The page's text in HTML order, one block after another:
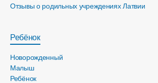
Отзывы о родильных учреждениях Латвии
Ребёнок
Новорожденный
Малыш
Ребёнок